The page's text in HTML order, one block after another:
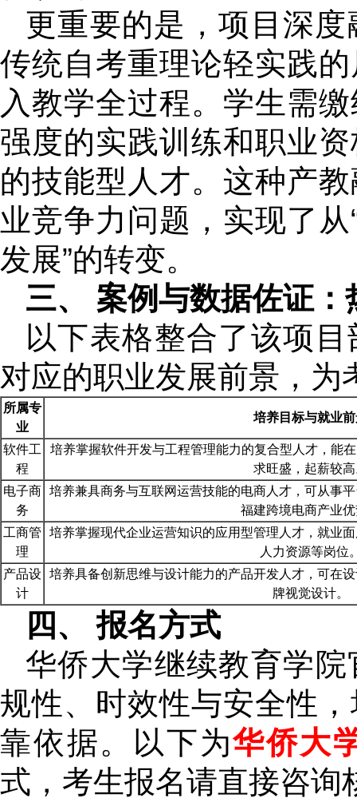
更重要的是，项目深度
传统自考重理论轻实践
入教学全过程。学生需
强度的实践训练和职业
的技能型人才。这种产
业竞争力问题，实现了从
发展”的转变。
三、 案例与数据佐证
以下表格整合了该项
对应的职业发展前景，为
所属专
业
培养目标与就业
软件工
程
培养掌握软件开发与工程管理能力的复合型人才，能
求旺盛，起薪较
电子商
务
培养兼具商务与互联网运营技能的电商人才，可从事
福建跨境电商产业
工商管
理
培养掌握现代企业运营知识的应用型管理人才，就业
人力资源等岗位
产品设
计
培养具备创新思维与设计能力的产品开发人才，可在
牌视觉设计。
四、 报名方式
华侨大学继续教育学
规性、时效性与安全性
靠依据。以下为华侨大
式，考生报名请直接咨询